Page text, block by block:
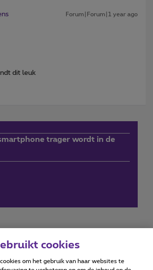
Forum|Forum|1 year ago
dit leuk
trager wordt in de
Accessibility statement
cookies
om het gebruik van haar websites te